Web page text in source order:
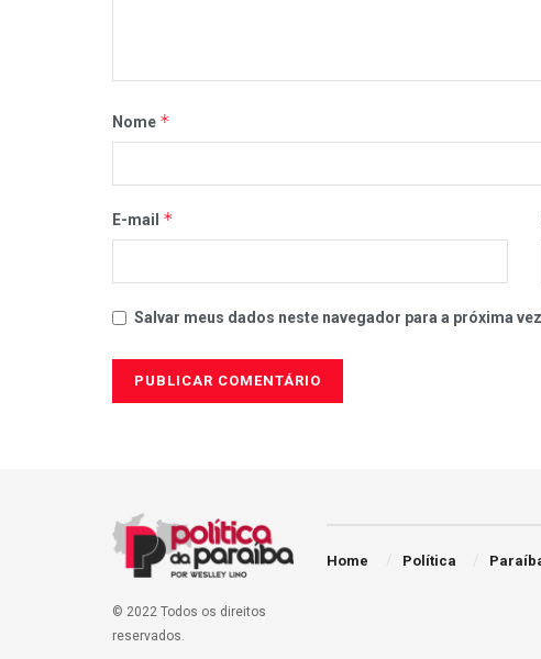
Nome *
E-mail *
Salvar meus dados neste navegador para a próxima
© 2022 Todos os direitos
reservados.
Home Política